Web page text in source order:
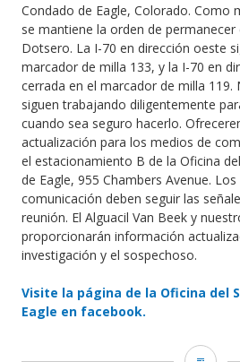
Condado de Eagle, Colorado. Como
se mantiene la orden de permanecer
Dotsero. La I-70 en dirección oeste
marcador de milla 133, y la I-70 en
cerrada en el marcador de milla 119.
siguen trabajando diligentemente
cuando sea seguro hacerlo.
actualización para los medios de
el estacionamiento B de la Oficina
de Eagle, 955 Chambers Avenue.
comunicación deben seguir las
reunión. El Alguacil Van Beek y
proporcionarán información
investigación y el sospechoso.
Visite la página de la Oficina del
Eagle en facebook.